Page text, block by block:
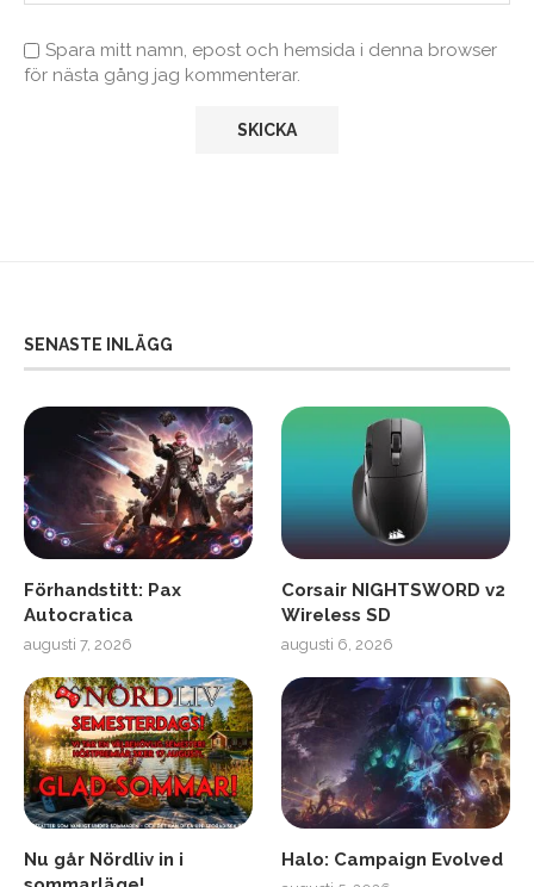
Spara mitt namn, epost och hemsida i denna browser
för nästa gång jag kommenterar.
SENASTE INLÄGG
Förhandstitt: Pax
Autocratica
augusti 7, 2026
Corsair NIGHTSWORD v2
Wireless SD
augusti 6, 2026
Nu går Nördliv in i
Halo: Campaign Evolved